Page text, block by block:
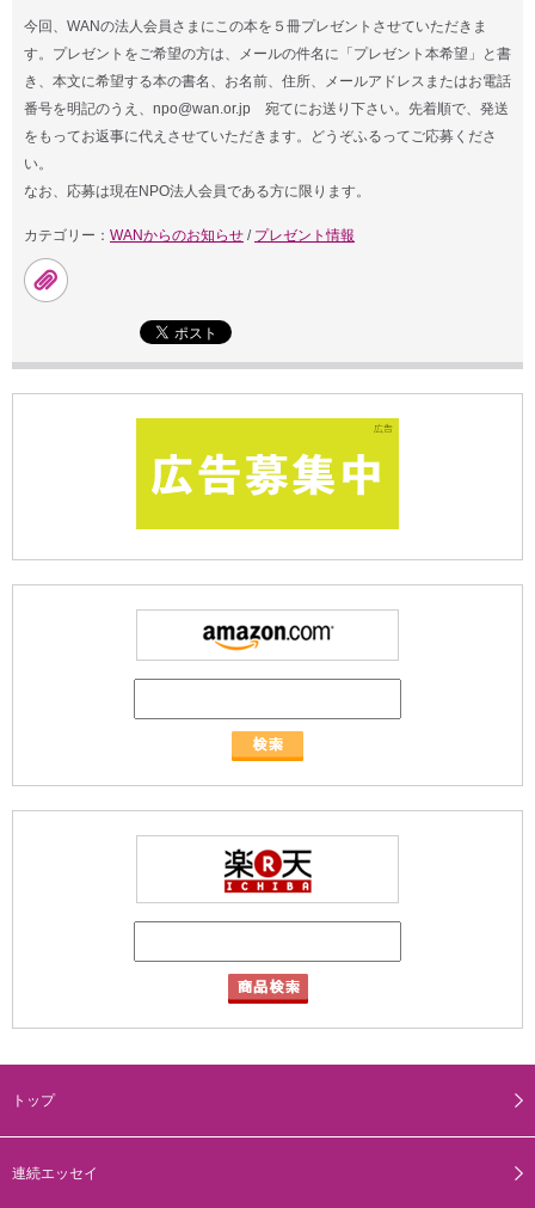
今回、WANの法人会員さまにこの本を５冊プレゼントさせていただきま
す。プレゼントをご希望の方は、メールの件名に「プレゼント本希望」と書
き、本文に希望する本の書名、お名前、住所、メールアドレスまたはお電話
番号を明記のうえ、npo@wan.or.jp 宛てにお送り下さい。先着順で、発送
をもってお返事に代えさせていただきます。どうぞふるってご応募くださ
い。
なお、応募は現在NPO法人会員である方に限ります。
カテゴリー： WANからのお知らせ / プレゼント情報
トップ
連続エッセイ